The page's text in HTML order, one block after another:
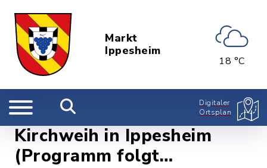
Markt
Ippesheim
18 °C
Digitaler
Ortsplan
Kirchweih in Ippesheim
(Programm folgt